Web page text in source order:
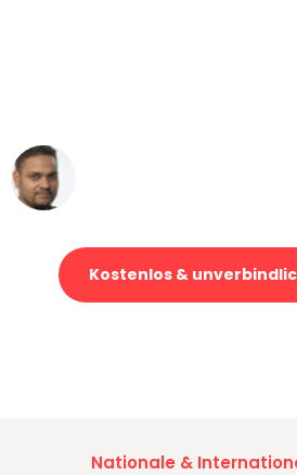
Kostenlos &
Nationale &